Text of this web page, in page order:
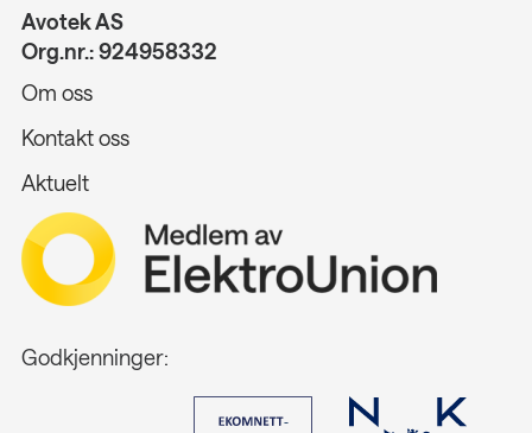
Avotek AS
Org.nr.: 924958332
Om oss
Kontakt oss
Aktuelt
Godkjenninger: